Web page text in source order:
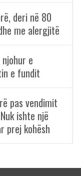
deri në 80
me alergjitë
e
e fundit
pas vendimit
ishte një
prej kohësh